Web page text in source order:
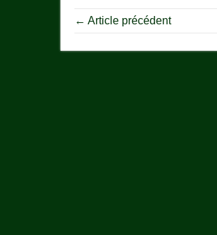
← Article précédent